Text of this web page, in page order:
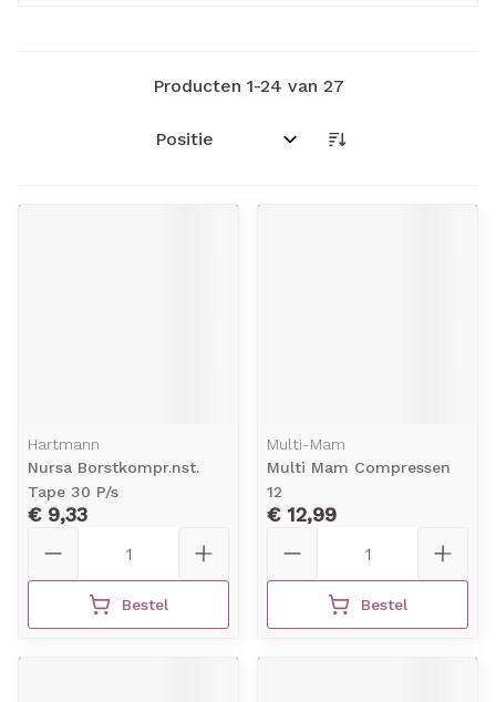
Producten 1-24 van 27
Sorteer op:
Hartmann
Nursa Borstkompr.nst.
Tape 30 P/s
€ 9,33
Bestel
Multi-Mam
Multi Mam Compressen
12
€ 12,99
Bestel